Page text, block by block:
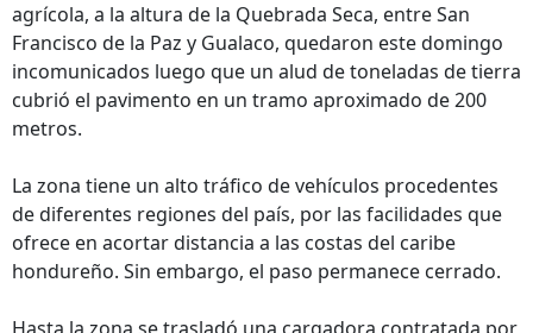
agrícola, a la altura de la Quebrada Seca, entre San
Francisco de la Paz y Gualaco, quedaron este domingo
incomunicados luego que un alud de toneladas de tierra
cubrió el pavimento en un tramo aproximado de 200
metros.
La zona tiene un alto tráfico de vehículos procedentes
de diferentes regiones del país, por las facilidades que
ofrece en acortar distancia a las costas del caribe
hondureño. Sin embargo, el paso permanece cerrado.